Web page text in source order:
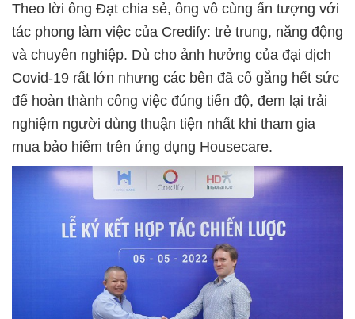
Theo lời ông Đạt chia sẻ, ông vô cùng ấn tượng với
tác phong làm việc của Credify: trẻ trung, năng động
và chuyên nghiệp. Dù cho ảnh hưởng của đại dịch
Covid-19 rất lớn nhưng các bên đã cố gắng hết sức
để hoàn thành công việc đúng tiến độ, đem lại trải
nghiệm người dùng thuận tiện nhất khi tham gia
mua bảo hiểm trên ứng dụng Housecare.